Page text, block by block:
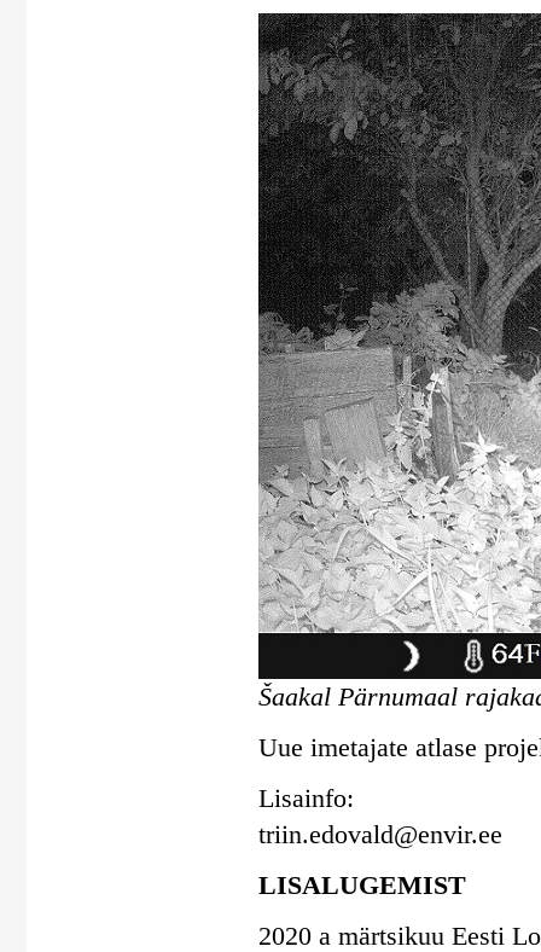
Šaakal Pärnumaal
Uue imetajate atlase
Lisainfo:
triin.edovald@envir.ee
LISALUGEMIST
2020 a märtsikuu Eesti